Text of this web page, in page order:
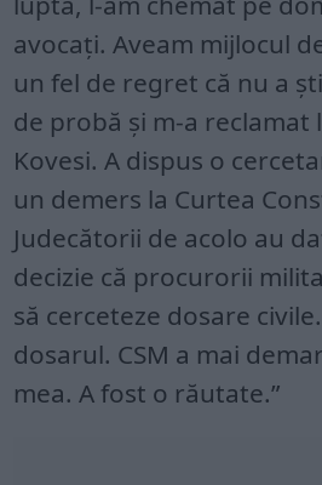
avocați. Aveam mijlocul
un fel de regret că nu a
de probă și m-a reclamat
Kovesi. A dispus o
un demers la Curtea
Judecătorii de acolo au
decizie că procurorii
să cerceteze dosare
dosarul. CSM a mai
mea. A fost o răutate.”